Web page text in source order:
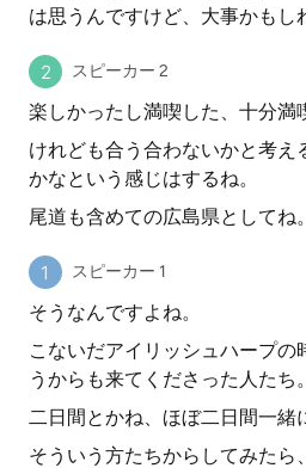
は思うんですけど、大事かもし
スピーカー 2
楽しかったし満喫した、十分満
けれども合う合わないかと考え
かなという感じはするね。
尾道も含めての広島県としてね。
スピーカー 1
そうなんですよね。
こないだアイリッシュハープの
うからも来てくださった人たち。
二日間とかね、ほぼ二日間一緒
そういう方たちからしてみたら